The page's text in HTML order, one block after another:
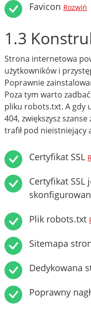
Favicon Rozwiń
1.3
Strona internetowa
użytkowników i
Poprawnie
Poza tym warto
pliku robots.txt. A gdy
404, zwiększysz
trafił pod nieistniejący
Certyfikat SSL
Certyfikat
Plik robots.txt
Sitemapa
Dedykowana
Poprawny